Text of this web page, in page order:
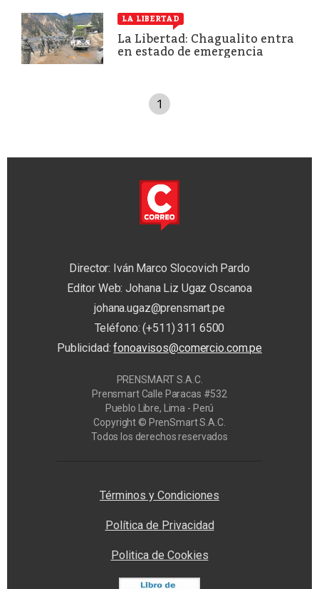
LA LIBERTAD
La Libertad: Chagualito entra
en estado de emergencia
1
Director: Iván Marco Slocovich Pardo
Editor Web: Johana Liz Ugaz Oscanoa
johana.ugaz@prensmart.pe
Teléfono: (+511) 311 6500
Publicidad:fonoavisos@comercio.com.pe
PRENSMART S.A.C.
Prensmart Calle Paracas #532
Pueblo Libre, Lima - Perú
Copyright © PrenSmart S.A.C.
Todos los derechos reservados
Términos y Condiciones
Política de Privacidad
Politica de Cookies